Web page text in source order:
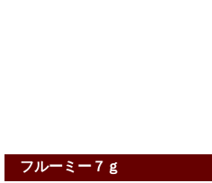
フルーミー７ｇ